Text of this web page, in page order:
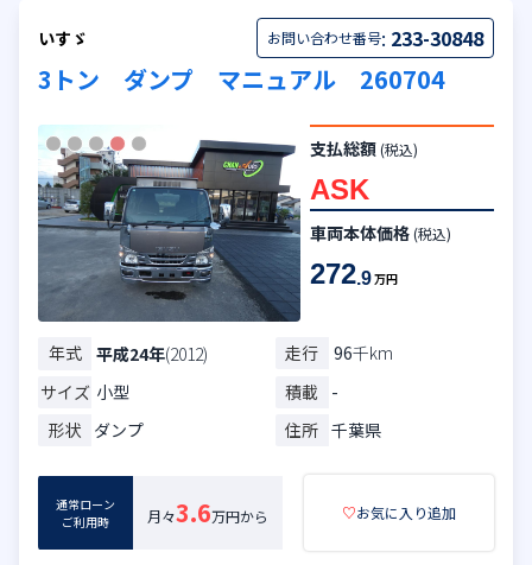
いすゞ お問い合わせ番号: 233-30848
3トン ダンプ マニュアル 260704
支払総額 (税込)
ASK
車両本体価格 (税込)
272.9万円
年式 平成24年(2012) 走行 96千km
サイズ 小型 積載
-
形状 ダンプ 住所 千葉県
通常ローン
ご利用時
月々3.6万円から ♡お気に入り追加